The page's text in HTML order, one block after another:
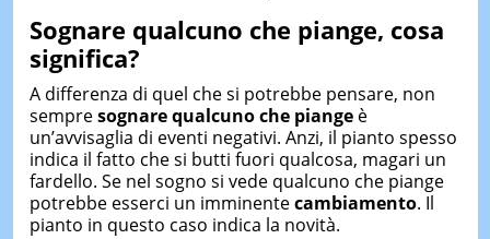
Sognare qualcuno che piange, cosa
significa?
A differenza di quel che si potrebbe pensare, non
sempresognare qualcuno che piangeè
un’avvisaglia di eventi negativi. Anzi, il pianto spesso
indica il fatto che si butti fuori qualcosa, magari un
fardello. Se nel sogno si vede qualcuno che piange
potrebbe esserci un imminentecambiamento. Il
pianto in questo caso indica la novità.